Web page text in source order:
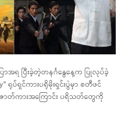
ာအရ ပြီးခဲ့တဲ့တနင်္ဂနွေနေ့က ပြုလုပ်ခဲ့
ရုပ်ရှင်ကားပရိုမိုးရှင်းပွဲမှာ စတီဖင်
ဇာတ်ကားအကြောင်း ပရိသတ်တွေကို